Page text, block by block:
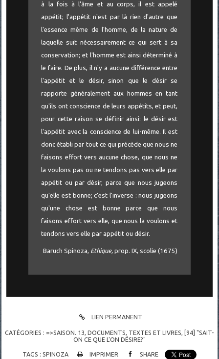
à la fois à l'âme et au corps, il est appelé
appétit; l'appétit n'est par là rien d'autre que
l'essence même de l'homme, de la nature de
laquelle suit nécessairement ce qui sert à sa
conservation; et l'homme est ainsi déterminé à
le faire. De plus, il n'y a aucune différence entre
l'appétit et le désir, sinon que le désir se
rapporte généralement aux hommes en tant
qu'ils ont conscience de leurs appétits, et peut,
pour cette raison se définir ainsi: le désir est
l'appétit avec la conscience de lui-même. Il est
donc établi par tout ce qui précède que nous ne
faisons effort vers aucune chose, que nous ne
la voulons pas ou ne tendons pas vers elle par
appétit ou par désir, parce que nous jugeons
qu'elle est bonne; c'est l'inverse : nous jugeons
qu'une chose est bonne parce que nous
faisons effort vers elle, que nous la voulons et
tendons vers elle par appétit ou désir.
Baruch Spinoza, Ethique, prop. IX, scolie (1675)
LIEN PERMANENT
CATÉGORIES : =>SAISON. 13, DOCUMENTS, TEXTES ET LIVRES, [94] "SAIT-
ON CE QUE L'ON DÉSIRE?"
TAGS : SPINOZA IMPRIMER SHARE